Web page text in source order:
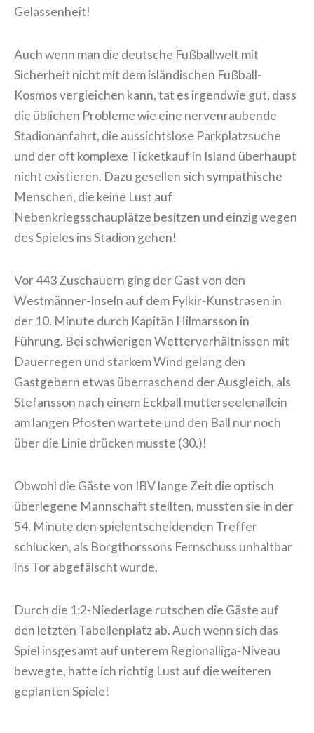
Gelassenheit!
Auch wenn man die deutsche Fußballwelt mit
Sicherheit nicht mit dem isländischen Fußball-
Kosmos vergleichen kann, tat es irgendwie gut, dass
die üblichen Probleme wie eine nervenraubende
Stadionanfahrt, die aussichtslose Parkplatzsuche
und der oft komplexe Ticketkauf in Island überhaupt
nicht existieren. Dazu gesellen sich sympathische
Menschen, die keine Lust auf
Nebenkriegsschauplätze besitzen und einzig wegen
des Spieles ins Stadion gehen!
Vor 443 Zuschauern ging der Gast von den
Westmänner-Inseln auf dem Fylkir-Kunstrasen in
der 10. Minute durch Kapitän Hilmarsson in
Führung. Bei schwierigen Wetterverhältnissen mit
Dauerregen und starkem Wind gelang den
Gastgebern etwas überraschend der Ausgleich, als
Stefansson nach einem Eckball mutterseelenallein
am langen Pfosten wartete und den Ball nur noch
über die Linie drücken musste (30.)!
Obwohl die Gäste von IBV lange Zeit die optisch
überlegene Mannschaft stellten, mussten sie in der
54. Minute den spielentscheidenden Treffer
schlucken, als Borgthorssons Fernschuss unhaltbar
ins Tor abgefälscht wurde.
Durch die 1:2-Niederlage rutschen die Gäste auf
den letzten Tabellenplatz ab. Auch wenn sich das
Spiel insgesamt auf unterem Regionalliga-Niveau
bewegte, hatte ich richtig Lust auf die weiteren
geplanten Spiele!